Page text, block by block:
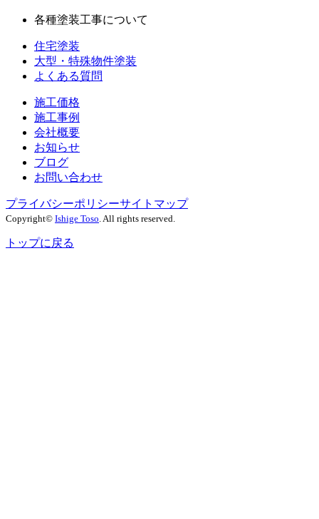
各種塗装工事について
住宅塗装
大型・特殊物件塗装
よくある質問
施工価格
施工事例
会社概要
お知らせ
ブログ
お問い合わせ
プライバシーポリシーサイトマップ
Copyright© Ishige Toso . All rights reserved.
トップに戻る